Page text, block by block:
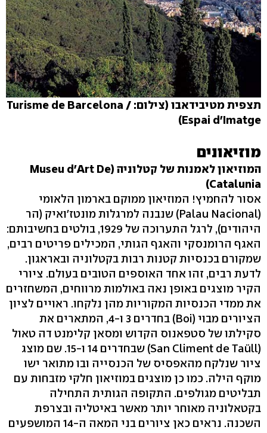
תצפית מטיבידאבו (צילום: Turisme de Barcelona /
Espai d'Imatge)
מוזיאונים
המוזיאון לאמנות של קטלוניה (Museu d'Art De
Catalunia)
אסור להחמיץ! המוזיאון ממוקם בארמון הלאומי
(Palau Nacional) שנבנה למרגלות מונטז'ואיק (הר
היהודים), לרגל התערוכה של 1929, בולטים בחשיבותם:
האגף הרומנסקי והאגף הגותי, המכילים פריטים רבים,
שמקורם בכנסיות קטנות רבות בקטלוניה ובאראגון.
לדעת רבים, זהו אחד האוספים הטובים בעולם. ציורי
הקיר מוצגים באופן נאה באולמות מרווחים, המשחזרים
את ממדי הכנסיות המקוריות מהן נלקחו. ראויים לציון
הציורים מבוי (Boi) בחדרים 3 ו-4, המתארים את
סקילתו של סטפאנוס הקדוש ומסאן קלימנט דה טאול
(San Climent de Taüll) שבחדרים 14 ו-15. שם מוצג
ציור שנלקח מהאפסיס של הכנסייה ובו מתואר ישו
מוקף הילה. כמו כן מוצגים במוזיאון חלקי מזבחות עם
תבליטים מגולפים. התקופה הגותית התחילה
בקטאלוניה מאוחר יותר מאשר באיטליה ובצרפת
השכנה. נראים כאן ציורים בני המאה ה-14 המושפעים